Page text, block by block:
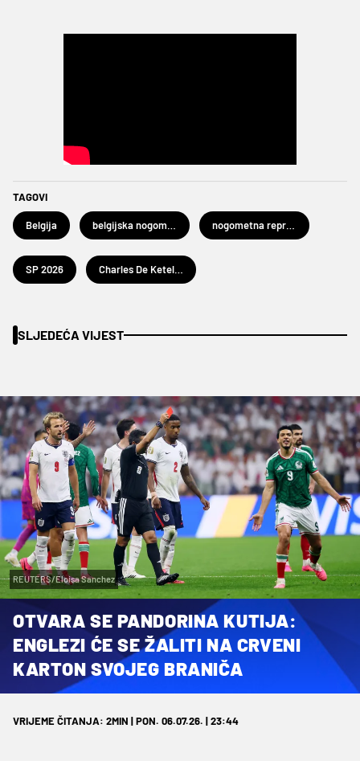
TAGOVI
Belgija
SP 2026
SLJEDEĆA VIJEST
REUTERS/Eloisa Sanchez
OTVARA SE PANDORINA KUTIJA:
ENGLEZI ĆE SE ŽALITI NA CRVENI
KARTON SVOJEG BRANIČA
VRIJEME ČITANJA: 2MIN | PON. 06.07.26. | 23:44